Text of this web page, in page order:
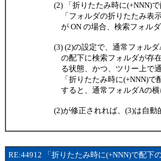
(2) 「折りたたみ時に(+NNN)
「フォルダの折りたたみ表
が ON の場合、検索フォル
(3) (2)の設定で、通常フォル
の配下に検索フォルダが存
る状態、かつ、ツリー上で
「折りたたみ時に(+NNN)で
すると、通常フォルダAの横
(2)が修正されれば、(3)は自動
RE:44912 「折りたたみ時に(+NNN)で配下